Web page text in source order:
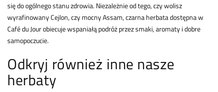
się do ogólnego stanu zdrowia. Niezależnie od tego, czy wolisz
wyrafinowany Cejlon, czy mocny Assam, czarna herbata dostępna w
Café du Jour obiecuje wspaniałą podróż przez smaki, aromaty i dobre
samopoczucie.
Odkryj również inne nasze
herbaty